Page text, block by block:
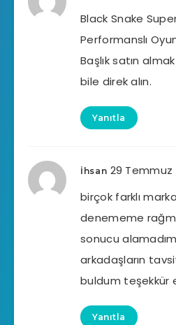
Black Snake
Performanslı
Başlık satın
bile direk alın.
Yanıtla
İhsan 29 Temmuz
birçok farklı
denememe
sonucu
arkadaşların
buldum teşekkür
Yanıtla